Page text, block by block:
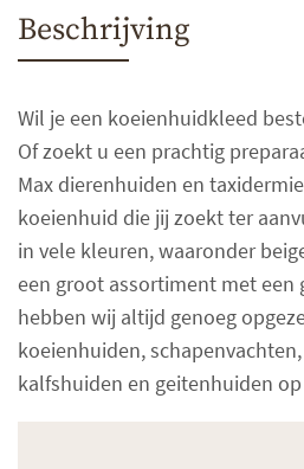
Beschrijving
Wil je een koeienhuidkleed
Of zoekt u een prachtig
Max dierenhuiden en
koeienhuid die jij zoekt ter
in vele kleuren, waaronder
een groot assortiment met een
hebben wij altijd genoeg
koeienhuiden,
kalfshuiden en geitenhuiden